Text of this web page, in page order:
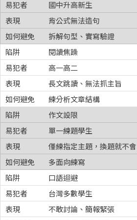
國中升高新生
背公式無法造句
拆解句型、實寫驗證
閱讀焦躁
高一高二
長文跳讀、無法抓主旨
練分析文章結構
作文設限
單一練題學生
僅練指定主題，換題就不會
多面向練寫
口語迴避
台灣多數學生
不敢討論、簡報緊張